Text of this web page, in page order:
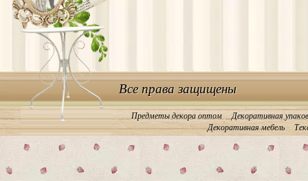
Предметы декора оптом
Декоративная
Декоративная мебель
Все права защищены